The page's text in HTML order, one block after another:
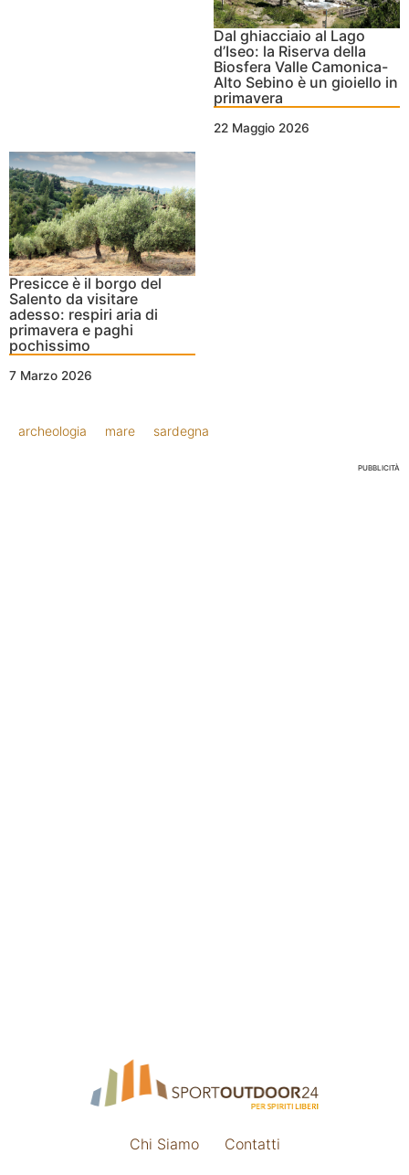
Dal ghiacciaio al Lago
d’Iseo: la Riserva della
Biosfera Valle Camonica-
Alto Sebino è un gioiello in
primavera
22 Maggio 2026
Presicce è il borgo del
Salento da visitare
adesso: respiri aria di
primavera e paghi
pochissimo
7 Marzo 2026
archeologia mare sardegna
PUBBLICITÀ
Chi Siamo Contatti